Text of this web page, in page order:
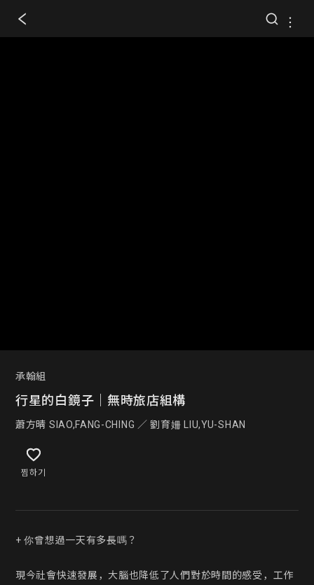
承翰組
行星的白鏡子｜無時旅店組構
蕭方晴 SIAO,FANG-CHING ／ 劉育姍 LIU,YU-SHAN
찜하기
+ 你曾想過一天有多長嗎？
現今社會快速發展，大腦也降低了人們對於時間的感受，工作